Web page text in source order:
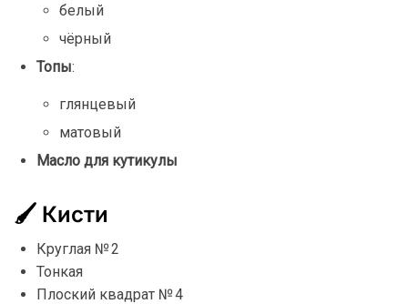
белый
чёрный
Топы:
глянцевый
матовый
Масло для кутикулы
🖌 Кисти
Круглая №2
Тонкая
Плоский квадрат №4